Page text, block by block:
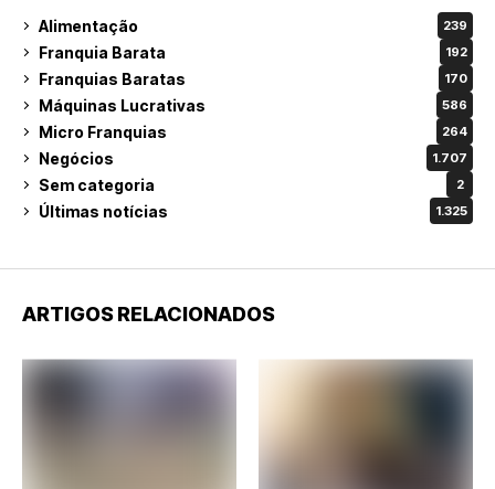
Alimentação 239
Franquia Barata 192
Franquias Baratas 170
Máquinas Lucrativas 586
Micro Franquias 264
Negócios 1.707
Sem categoria 2
Últimas notícias 1.325
ARTIGOS RELACIONADOS